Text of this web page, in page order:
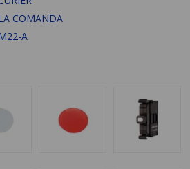
COMANDA
A